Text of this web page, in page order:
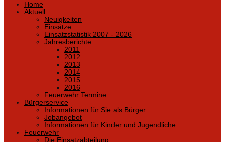
Home
Aktuell
Neuigkeiten
Einsätze
Einsatzstatistik 2007 - 2026
Jahresberichte
2011
2012
2013
2014
2015
2016
Feuerwehr Termine
Bürgerservice
Informationen für Sie als Bürger
Jobangebot
Informationen für Kinder und Jugendliche
Feuerwehr
Die Einsatzabteilung